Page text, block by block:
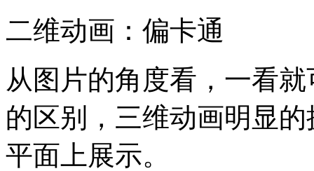
二维动画：偏卡通
从图片的角度看，一看
的区别，三维动画明显
平面上展示。